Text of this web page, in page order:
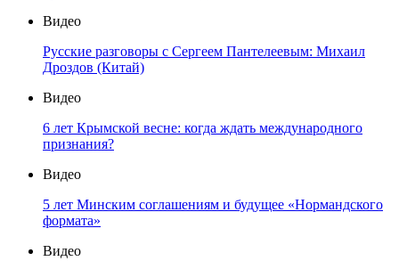
Видео
Русские разговоры с Сергеем Пантелеевым: Михаил
Дроздов (Китай)
Видео
6 лет Крымской весне: когда ждать международного
признания?
Видео
5 лет Минским соглашениям и будущее «Нормандского
формата»
Видео